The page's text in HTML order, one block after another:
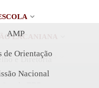
AMP
e Diretoria
LACANIANA
de Orientação
INTERCÂMBIO
Nacional